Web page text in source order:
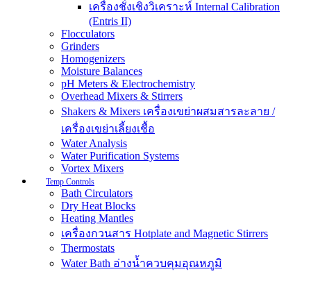
เครื่องชั่งเชิงวิเคราะห์ Internal Calibration
(Entris II)
Flocculators
Grinders
Homogenizers
Moisture Balances
pH Meters & Electrochemistry
Overhead Mixers & Stirrers
Shakers & Mixers เครื่องเขย่าผสมสารละลาย /
เครื่องเขย่าเลี้ยงเชื้อ
Water Analysis
Water Purification Systems
Vortex Mixers
Temp Controls
Bath Circulators
Dry Heat Blocks
Heating Mantles
เครื่องกวนสาร Hotplate and Magnetic Stirrers
Thermostats
Water Bath อ่างน้ำควบคุมอุณหภูมิ